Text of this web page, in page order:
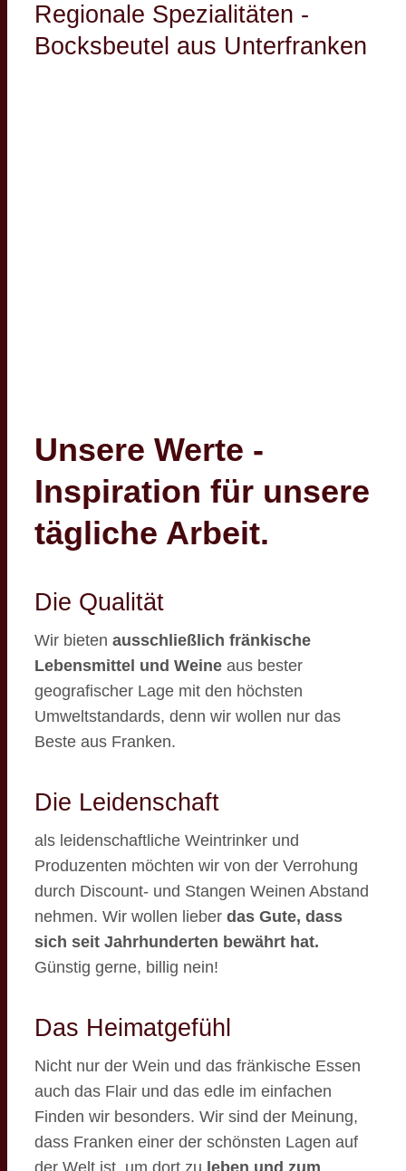
Regionale Spezialitäten -
Bocksbeutel aus Unterfranken
Unsere Werte -
Inspiration für unsere
tägliche Arbeit.
Die Qualität
Wir bieten ausschließlich fränkische
Lebensmittel und Weine aus bester
geografischer Lage mit den höchsten
Umweltstandards, denn wir wollen nur das
Beste aus Franken.
Die Leidenschaft
als leidenschaftliche Weintrinker und
Produzenten möchten wir von der Verrohung
durch Discount- und Stangen Weinen Abstand
nehmen. Wir wollen lieber das Gute, dass
sich seit Jahrhunderten bewährt hat.
Günstig gerne, billig nein!
Das Heimatgefühl
Nicht nur der Wein und das fränkische Essen
auch das Flair und das edle im einfachen
Finden wir besonders. Wir sind der Meinung,
dass Franken einer der schönsten Lagen auf
der Welt ist, um dort zu leben und zum